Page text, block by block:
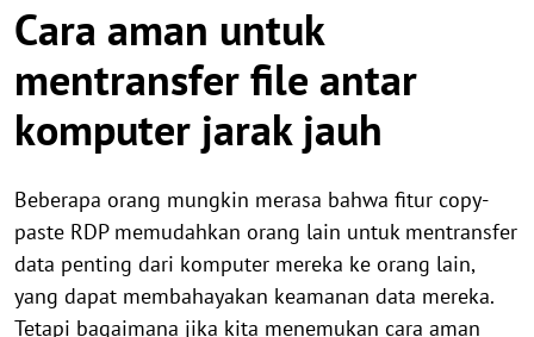
Cara aman untuk
mentransfer file antar
komputer jarak jauh
Beberapa orang mungkin merasa bahwa fitur copy-
paste RDP memudahkan orang lain untuk mentransfer
data penting dari komputer mereka ke orang lain,
yang dapat membahayakan keamanan data mereka.
Tetapi bagaimana jika kita menemukan cara aman